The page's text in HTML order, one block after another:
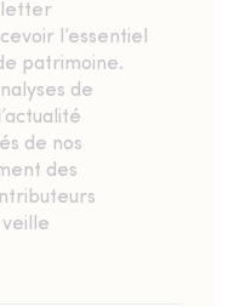
l’essentiel
patrimoine.
de
de nos
des